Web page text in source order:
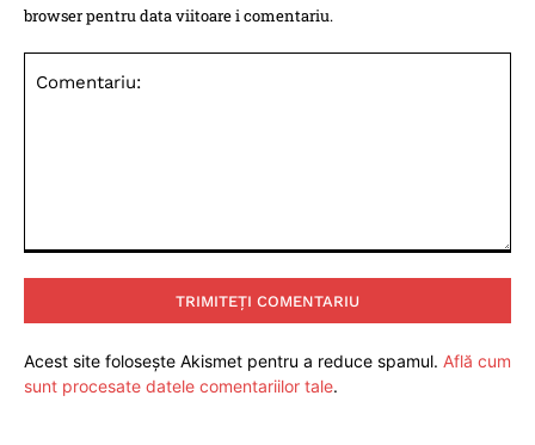
browser pentru data viitoare i comentariu.
Acest site folosește Akismet pentru a reduce spamul. Află cum
sunt procesate datele comentariilor tale.